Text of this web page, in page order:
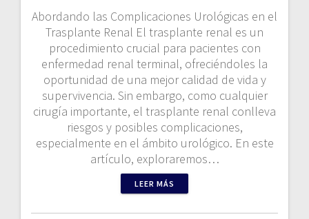
Abordando las Complicaciones Urológicas en el
Trasplante Renal El trasplante renal es un
procedimiento crucial para pacientes con
enfermedad renal terminal, ofreciéndoles la
oportunidad de una mejor calidad de vida y
supervivencia. Sin embargo, como cualquier
cirugía importante, el trasplante renal conlleva
riesgos y posibles complicaciones,
especialmente en el ámbito urológico. En este
artículo, exploraremos…
LEER MÁS